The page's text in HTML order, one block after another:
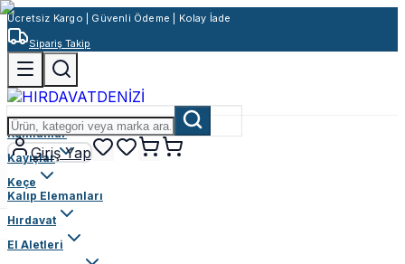
Ücretsiz Kargo | Güvenli Ödeme | Kolay İade
Sipariş Takip
Giriş Yap
Rulmanlar
Kayışlar
Keçe
Kalıp Elemanları
Hırdavat
El Aletleri